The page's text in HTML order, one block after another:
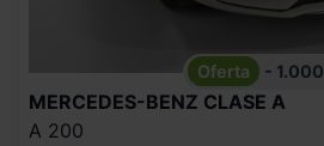
- 1.000
MERCEDES-BENZ CLASE A
A 200